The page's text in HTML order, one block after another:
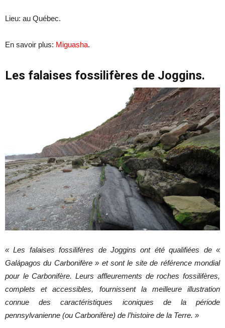
Lieu: au Québec.
En savoir plus: Miguasha.
Les falaises fossilifères de Joggins.
« Les falaises fossilifères de Joggins ont été qualifiées de «
Galápagos du Carbonifère » et sont le site de référence mondial
pour le Carbonifère. Leurs affleurements de roches fossilifères,
complets et accessibles, fournissent la meilleure illustration
connue des caractéristiques iconiques de la période
pennsylvanienne (ou Carbonifère) de l’histoire de la Terre. »